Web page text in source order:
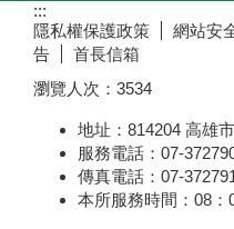
:::
隱私權保護政策
網站安
告
首長信箱
瀏覽人次： 3534
地址：814204 高雄
服務電話：07-
傳真電話：07-
本所服務時間：08：